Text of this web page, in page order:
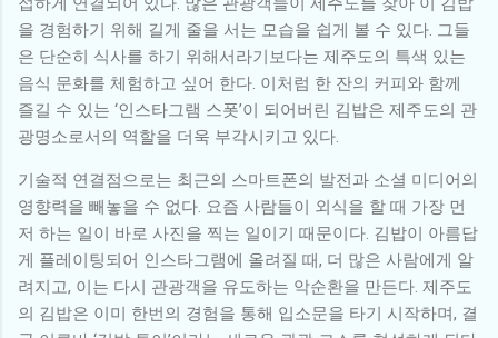
을 경험하기 위해 길게 줄을 서는 모습을 쉽게 볼 수 있다. 그들
은 단순히 식사를 하기 위해서라기보다는 제주도의 특색 있는
음식 문화를 체험하고 싶어 한다. 이처럼 한 잔의 커피와 함께
즐길 수 있는 ‘인스타그램 스폿’이 되어버린 김밥은 제주도의 관
광명소로서의 역할을 더욱 부각시키고 있다.
기술적 연결점으로는 최근의 스마트폰의 발전과 소셜 미디어의
영향력을 빼놓을 수 없다. 요즘 사람들이 외식을 할 때 가장 먼
저 하는 일이 바로 사진을 찍는 일이기 때문이다. 김밥이 아름답
게 플레이팅되어 인스타그램에 올려질 때, 더 많은 사람에게 알
려지고, 이는 다시 관광객을 유도하는 악순환을 만든다. 제주도
의 김밥은 이미 한번의 경험을 통해 입소문을 타기 시작하며, 결